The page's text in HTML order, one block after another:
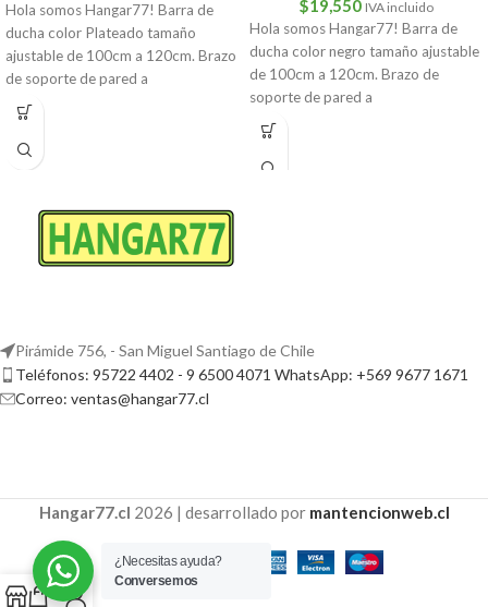
Hola somos Hangar77! Barra de
ducha color Plateado tamaño
ajustable de 100cm a 120cm. Brazo
de soporte de pared a
$19,550 IVA incluido
Hola somos Hangar77! Barra de
ducha color negro tamaño ajustable
de 100cm a 120cm. Brazo de
soporte de pared a
Pirámide 756, - San Miguel Santiago de Chile
Teléfonos: 95722 4402 - 9 6500 4071 WhatsApp: +569 9677 1671
Correo: ventas@hangar77.cl
Hangar77.cl 2026 | desarrollado por mantencionweb.cl
¿Necesitas ayuda?
Conversemos